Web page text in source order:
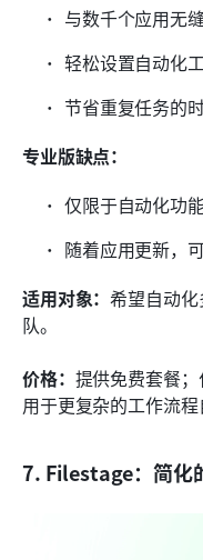
与数千个应用无
轻松设置自动化
节省重复任务的
专业版缺点：
仅限于自动化功
随着应用更新，
适用对象：希望自动
队。
价格： 提供免费套餐
用于更复杂的工作流程
7. Filestage：简化